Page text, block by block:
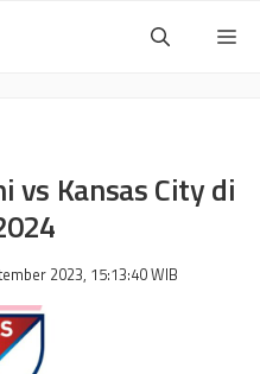
vs Kansas City di
2023, 15:13:40WIB